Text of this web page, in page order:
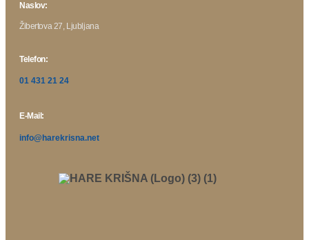
Naslov:
Žibertova 27, Ljubljana
Telefon:
01 431 21 24
E-Mail:
info@harekrisna.net